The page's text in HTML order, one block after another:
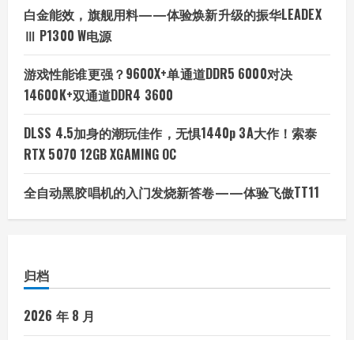
白金能效，旗舰用料——体验焕新升级的振华LEADEX
Ⅲ P1300 W电源
游戏性能谁更强？9600X+单通道DDR5 6000对决
14600K+双通道DDR4 3600
DLSS 4.5加身的潮玩佳作，无惧1440p 3A大作！索泰
RTX 5070 12GB XGAMING OC
全自动黑胶唱机的入门发烧新答卷——体验飞傲TT11
归档
2026 年 8 月